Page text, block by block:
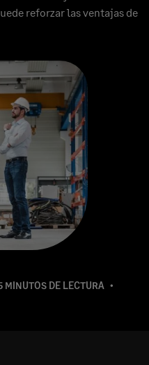
reforzar las ventajas de
MINUTOS DE LECTURA